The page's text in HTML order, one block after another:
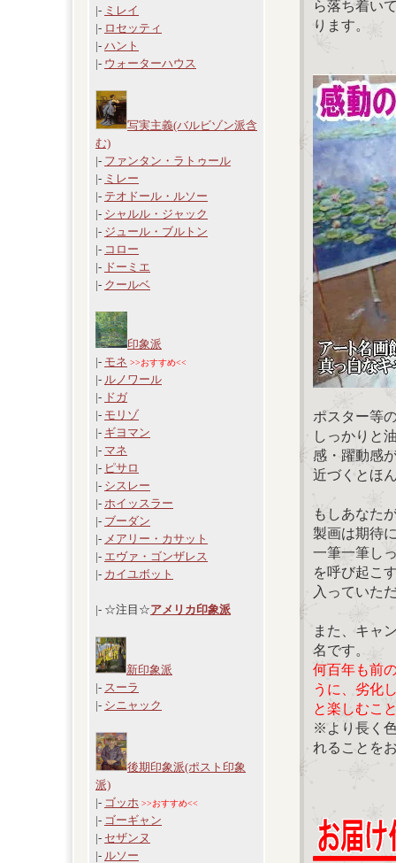
|- ミレイ
|- ロセッティ
|- ハント
|- ウォーターハウス
写実主義(バルビゾン派含
む)
|- ファンタン・ラトゥール
|- ミレー
|- テオドール・ルソー
|- シャルル・ジャック
|- ジュール・ブルトン
|- コロー
|- ドーミエ
|- クールベ
印象派
|- モネ >>おすすめ<<
|- ルノワール
|- ドガ
|- モリゾ
|- ギヨマン
|- マネ
|- ピサロ
|- シスレー
|- ホイッスラー
|- ブーダン
|- メアリー・カサット
|- エヴァ・ゴンザレス
|- カイユボット
|- ☆注目☆アメリカ印象派
新印象派
|- スーラ
|- シニャック
後期印象派(ポスト印象
派)
|- ゴッホ >>おすすめ<<
|- ゴーギャン
|- セザンヌ
|- ルソー
ら落ち着い
ります。
ポスター等
しっかりと
感・躍動感
近づくとほ
もしあなた
製画は期待
一筆一筆し
を呼び起こ
入っていた
また、キャ
名です。
何百年も前
うに、劣化
と楽しむこ
※より長く
れることを